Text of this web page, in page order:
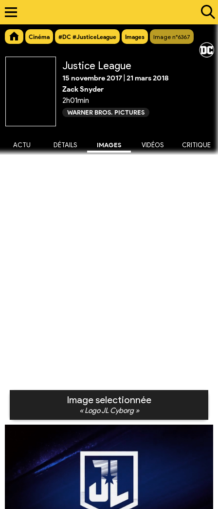
Cinéma #DC #JusticeLeague Images Image n°6367
Justice League
15 novembre 2017 21 mars 2018
Zack Snyder
2h01min
WARNER BROS. PICTURES
ACTU DÉTAILS IMAGES VIDÉOS CRITIQUE
Image selectionnée
« Logo JL Cyborg »